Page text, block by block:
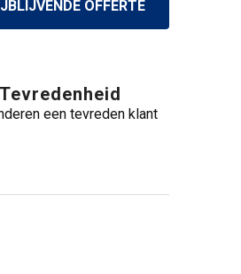
OFFERTE
een tevreden klant